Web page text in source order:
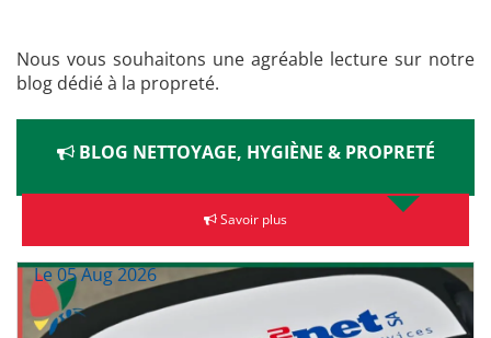
Nous vous souhaitons une agréable lecture sur notre
blog dédié à la propreté.
BLOG NETTOYAGE, HYGIÈNE & PROPRETÉ
Savoir plus
Le 05 Aug 2026